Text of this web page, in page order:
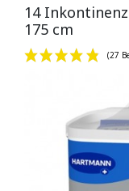
14
175 cm